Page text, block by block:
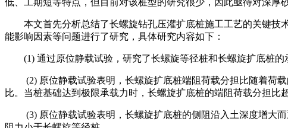
本文首先分析总结了长螺旋钻孔压灌扩底桩施工工艺的关键
能影响因素等问题进行了研究，具体研究内容如下：
(1) 通过原位静载试验，研究了长螺旋等径桩和长螺旋扩底桩
(2) 原位静载试验表明，长螺旋扩底桩端阻荷载分担比随着荷
比。当桩基础达到极限承载力时，长螺旋扩底桩的端阻荷载分担比
(3) 原位静载试验表明，长螺旋扩底桩的侧阻沿入土深度增大